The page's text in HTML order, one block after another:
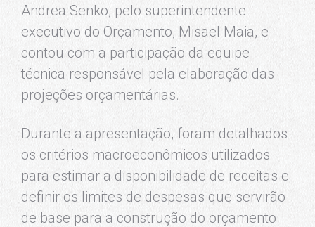
Andrea Senko, pelo superintendente
executivo do Orçamento, Misael Maia, e
contou com a participação da equipe
técnica responsável pela elaboração das
projeções orçamentárias.
Durante a apresentação, foram detalhados
os critérios macroeconômicos utilizados
para estimar a disponibilidade de receitas e
definir os limites de despesas que servirão
de base para a construção do orçamento